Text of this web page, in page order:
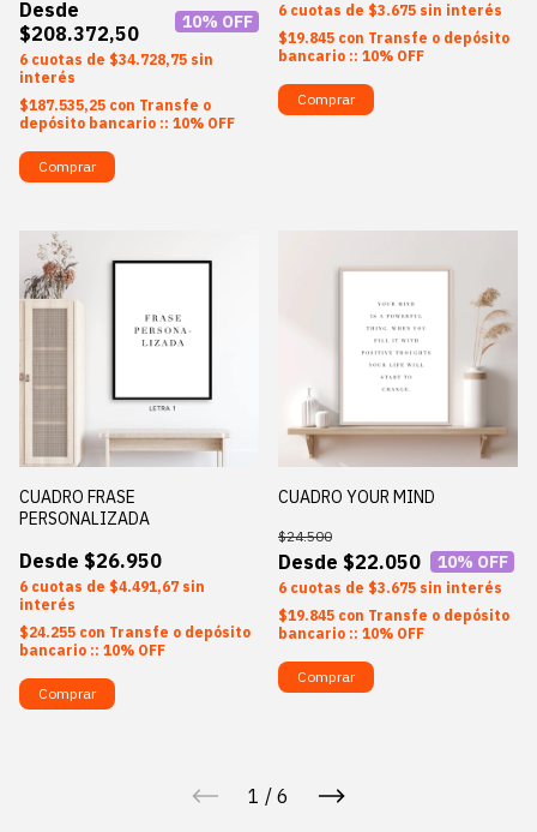
$208.372,50 10% OFF
6 $34.728,75 sin
interés
$187.535,25 con Transfe o
depósito bancario :: 10% OFF
Comprar
6 $3.675 sin interés
$19.845 con Transfe o depósito
bancario :: 10% OFF
Comprar
CUADRO FRASE
PERSONALIZADA
$26.950
6 $4.491,67 sin
interés
$24.255 con Transfe o depósito
bancario :: 10% OFF
Comprar
CUADRO YOUR MIND
$22.050
$24.500
10% OFF
6 $3.675 sin interés
$19.845 con Transfe o depósito
bancario :: 10% OFF
Comprar
1 / 6